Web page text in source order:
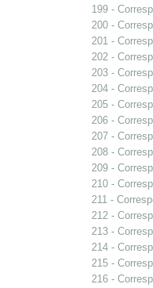
199 -
200 -
201 -
202 -
203 -
204 -
205 -
206 -
207 -
208 -
209 -
210 -
211 -
212 -
213 -
214 -
215 -
216 -